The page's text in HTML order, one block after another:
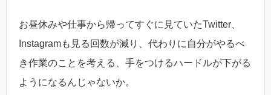
お昼休みや仕事から帰ってすぐに見ていたTwitter、
Instagramも見る回数が減り、代わりに自分がやるべ
き作業のことを考える、手をつけるハードルが下がる
ようになるんじゃないか。